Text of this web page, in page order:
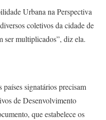
Urbana na Perspectiva
coletivos da cidade de
ser multiplicados”, diz ela.
signatários precisam
de Desenvolvimento
que estabelece os